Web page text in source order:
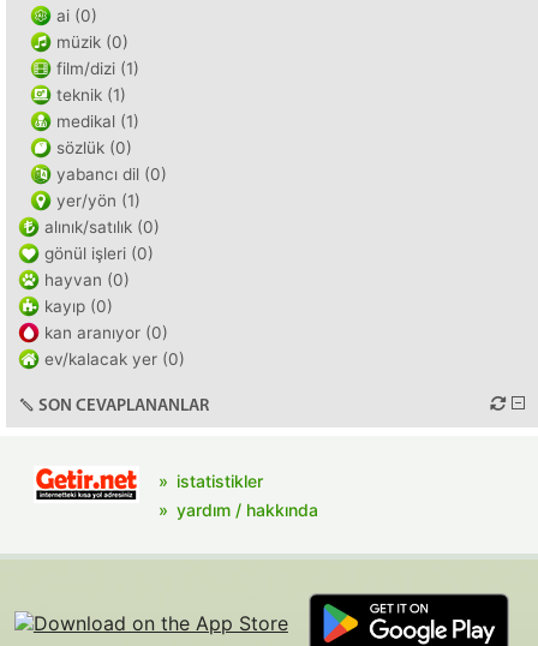
ai (0)
müzik (0)
film/dizi (1)
teknik (1)
medikal (1)
sözlük (0)
yabancı dil (0)
yer/yön (1)
alınık/satılık (0)
gönül işleri (0)
hayvan (0)
kayıp (0)
kan aranıyor (0)
ev/kalacak yer (0)
SON CEVAPLANANLAR
istatistikler
yardım / hakkında